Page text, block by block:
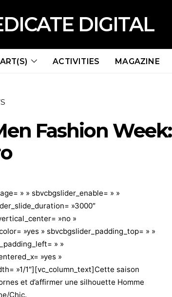
DIGITAL
ART(S) ACTIVITIES MAGAZINE
Fashion Week:
» » sbvcbgslider_enable= » »
»3000″
»no »
»yes » sbvcbgslider_padding_top= » »
» »
»yes »
»1/1″][vc_column_text]Cette saison
et d’affirmer une silhouette Homme
Chic.